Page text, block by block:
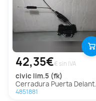
42,35€€ sin IVA
civic lim.5 (fk)
Cerradura Puerta Delantera Derecha Para Honda Civic Lim.5
4851881